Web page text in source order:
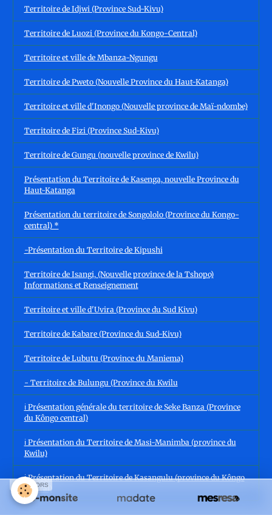
Territoire de Idjwi (Province Sud-Kivu)
Territoire de Luozi (Province du Kongo-Central)
Territoire et ville de Mbanza-Ngungu
Territoire de Pweto (Nouvelle Province du Haut-Katanga)
Territoire et ville d'Inongo (Nouvelle province de Maï-ndombe)
Territoire de Fizi (Province Sud-Kivu)
Territoire de Gungu (nouvelle province de Kwilu)
Présentation du Territoire de Kasenga, nouvelle Province du
Haut-Katanga
Présentation du territoire de Songololo (Province du Kongo-
central) *
-Présentation du Territoire de Kipushi
Territoire de Isangi, (Nouvelle province de la Tshopo)
Informations et Renseignement
Territoire et ville d'Uvira (Province du Sud Kivu)
Territoire de Kabare (Province du Sud-Kivu)
Territoire de Lubutu (Province du Maniema)
- Territoire de Bulungu (Province du Kwilu
ℹ️ Présentation générale du territoire de Seke Banza (Province
du Kôngo central)
ℹ️ Présentation du Territoire de Masi-Manimba (province du
Kwilu)
ℹ️ Présentation du Territoire de Kasangulu (province du Kôngo
central)
SPONSORS